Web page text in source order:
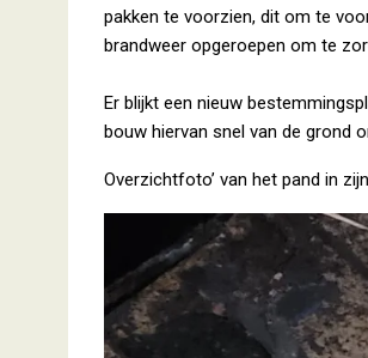
pakken te voorzien, dit om te
brandweer opgeroepen om te
Er blijkt een nieuw
bouw hiervan snel van de grond
Overzichtfoto’ van het pand in